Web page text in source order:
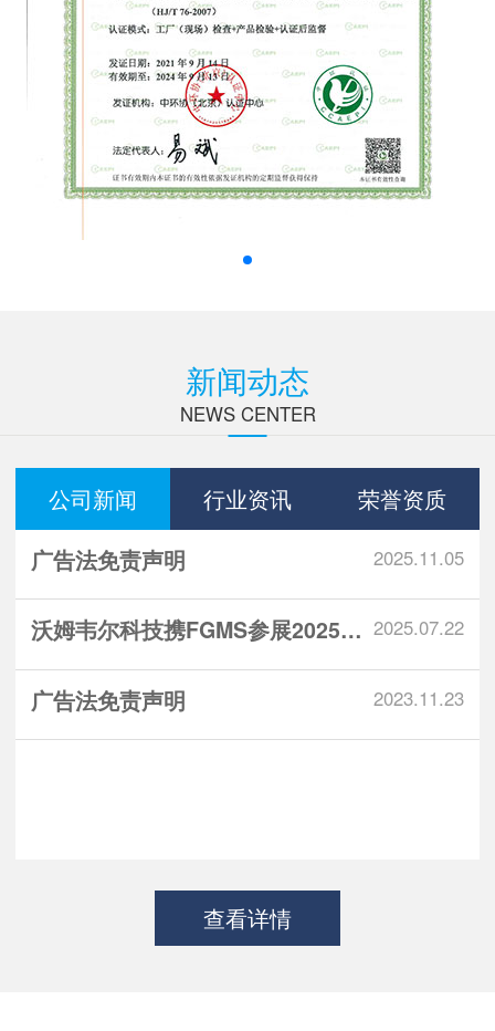
新闻动态
NEWS CENTER
公司新闻 行业资讯 荣誉资质
2025.11.05
广告法免责声明
2025.07.22
沃姆韦尔科技携FGMS参展2025锅...
2023.11.23
广告法免责声明
查看详情